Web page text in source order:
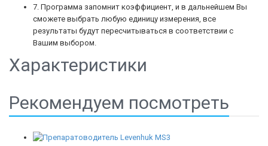
7. Программа запомнит коэффициент, и в дальнейшем Вы
сможете выбрать любую единицу измерения, все
результаты будут пересчитываться в соответствии с
Вашим выбором.
Характеристики
Рекомендуем посмотреть